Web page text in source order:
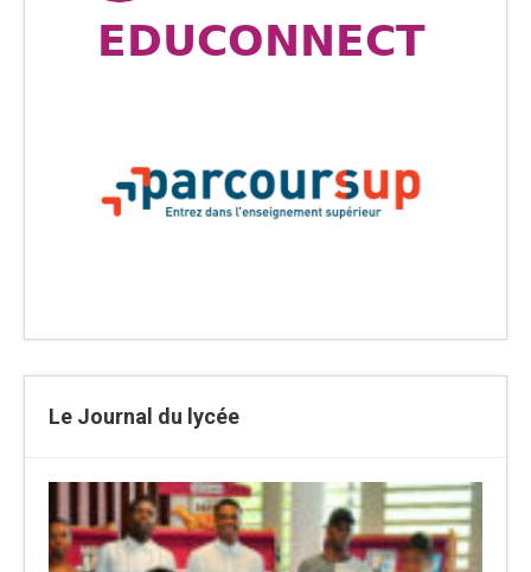
Le Journal du lycée